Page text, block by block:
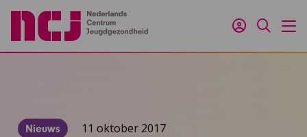
Inloggen
Zoeken
Nieuws 11 oktober 2017